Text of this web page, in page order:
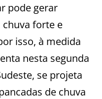
pode gerar
forte e
isso, à medida
nesta segunda
se projeta
de chuva